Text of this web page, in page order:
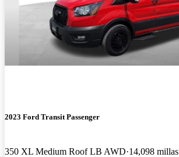
2023 Ford Transit Passenger
350 XL Medium Roof LB AWD 14,098 millas